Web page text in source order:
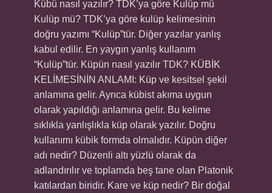
Kübü nasıl yazılır? TDK’ya göre Kulüp mü
Kulüp mü? TDK’ya göre kulüp kelimesinin
doğru yazımı “Kulüp”tür. Diğer yazılar yanlış
kabul edilir. En yaygın yanlış kullanım
“Kulüp”tür. Küpün nasıl yazılır TDK? KÜBİK
KELİMESİNİN ANLAMI: Küp ve kesitsel şekil
anlamına gelir. Ayrıca kübist akıma uygun
olarak yapıldığı anlamına gelir. Bu kelime
sıklıkla yanlışlıkla küp olarak yazılır. Doğru
kullanımı kübik formda olmalıdır. Küpün diğer
adı nedir? Düzenli altı yüzlü olarak da
adlandırılır ve toplamda beş tane olan Platonik
katılardan biridir. Kare ve küp nedir? Bir doğal